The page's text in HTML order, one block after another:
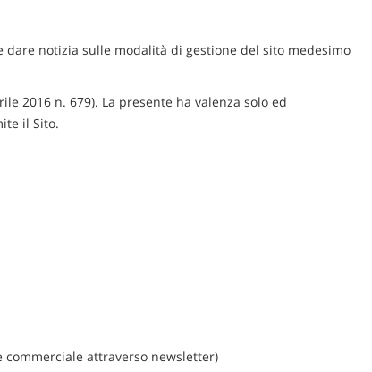
dare notizia sulle modalità di gestione del sito medesimo
2016 n. 679). La presente ha valenza solo ed
il Sito.
attraverso newsletter)